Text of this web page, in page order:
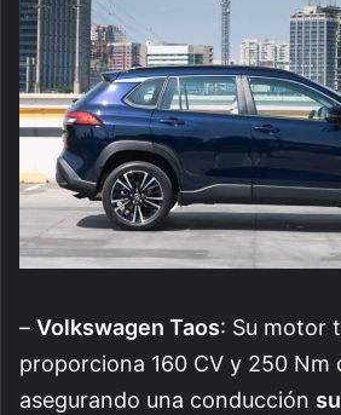
– Volkswagen Taos: Su motor
proporciona 160 CV y 250 Nm
asegurando una conducción